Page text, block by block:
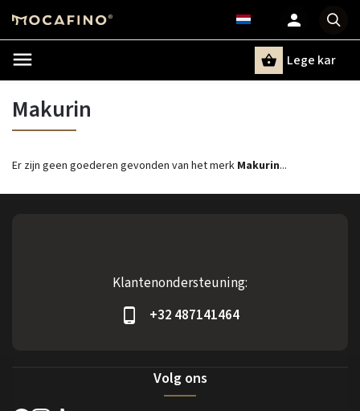
Lege kar
Makurin
Er zijn geen goederen gevonden van het merk Makurin...
Klantenondersteuning:
+32 487141464
Volg ons